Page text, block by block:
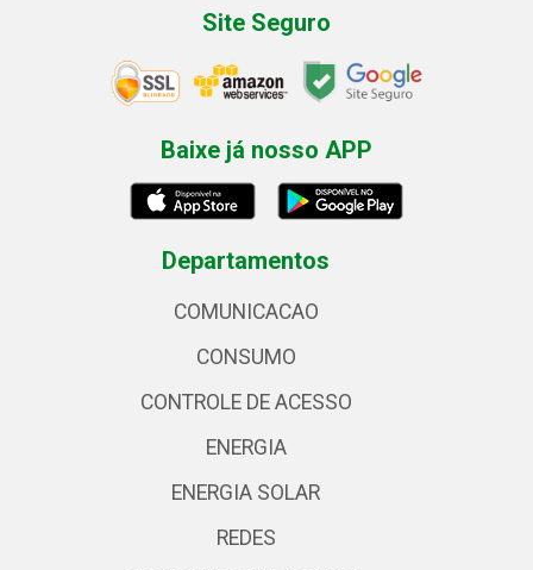
Site Seguro
Baixe já nosso APP
Departamentos
COMUNICACAO
CONSUMO
CONTROLE DE ACESSO
ENERGIA
ENERGIA SOLAR
REDES